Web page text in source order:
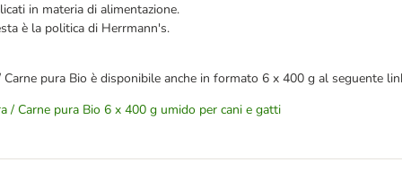
in materia di alimentazione.
è la politica di Herrmann's.
pura Bio è disponibile anche in formato 6 x 400 g al seguente
/ Carne pura Bio 6 x 400 g umido per cani e gatti